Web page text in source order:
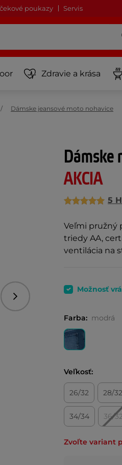
poukazy Servis
Zdravie a krása
Dámske jeansové moto nohavice
Dámske
AKCIA
5
Veľmi pružný
triedy AA,
ventilácia na
Nasledujúce
Možnosť
Farba: modrá
Veľkosť:
26/32 28/32
34/34 36/32
Zvoľte variant